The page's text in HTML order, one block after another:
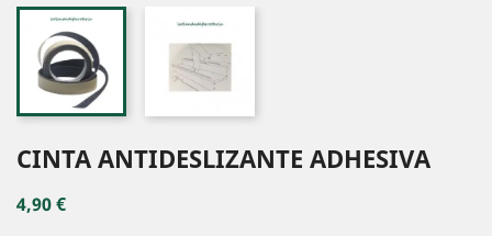
CINTA ANTIDESLIZANTE ADHESIVA
4,90 €